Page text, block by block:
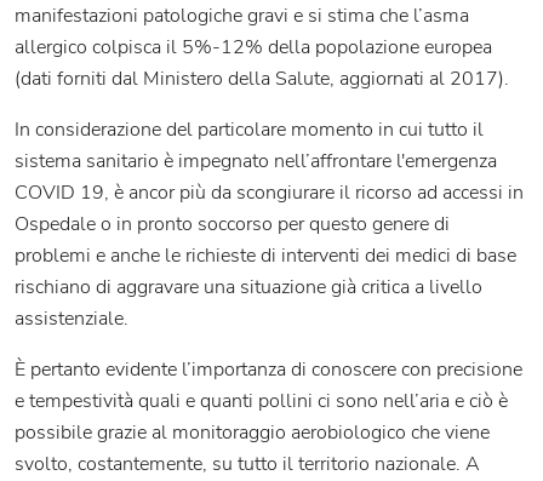
manifestazioni patologiche gravi e si stima che l’asma
allergico colpisca il 5%-12% della popolazione europea
(dati forniti dal Ministero della Salute, aggiornati al 2017).
In considerazione del particolare momento in cui tutto il
sistema sanitario è impegnato nell’affrontare l'emergenza
COVID 19, è ancor più da scongiurare il ricorso ad accessi in
Ospedale o in pronto soccorso per questo genere di
problemi e anche le richieste di interventi dei medici di base
rischiano di aggravare una situazione già critica a livello
assistenziale.
È pertanto evidente l’importanza di conoscere con precisione
e tempestività quali e quanti pollini ci sono nell’aria e ciò è
possibile grazie al monitoraggio aerobiologico che viene
svolto, costantemente, su tutto il territorio nazionale. A